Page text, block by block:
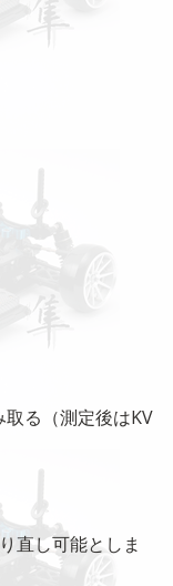
る（測定後はKV
直し可能としま